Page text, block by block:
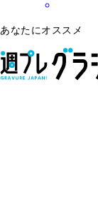
あなたにオススメ